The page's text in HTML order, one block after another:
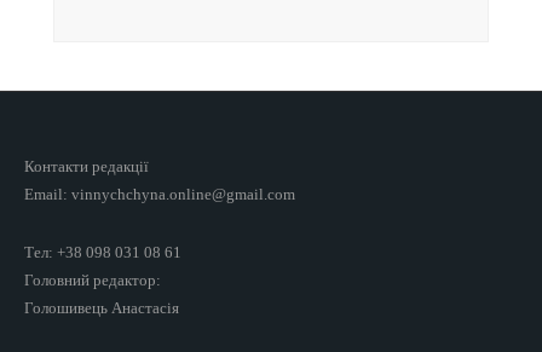
Контакти редакції
Email: vinnychchyna.online@gmail.com
Тел: +38 098 031 08 61
Головний редактор:
Голошивець Анастасія